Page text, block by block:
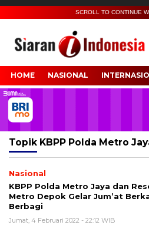
SCROLL TO CONTINUE
HOME NASIONAL
Topik KBPP Polda Metro
Nasional
KBPP Polda Metro Jaya dan
Metro Depok Gelar Jum’at
Berbagi
Jumat, 4 Februari 2022 - 22:12 WIB